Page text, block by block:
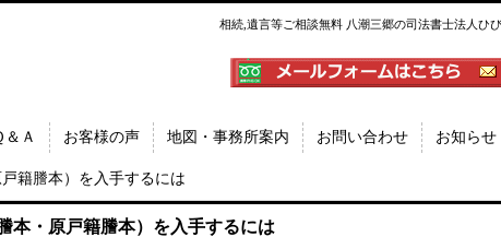
相続,遺言等ご相談無料 八潮三郷の司法書士法人ひ
＆Ａ お客様の声 地図・事務所案内 お問い合わせ お知らせ
籍謄本）を入手するには
本・原戸籍謄本）を入手するには